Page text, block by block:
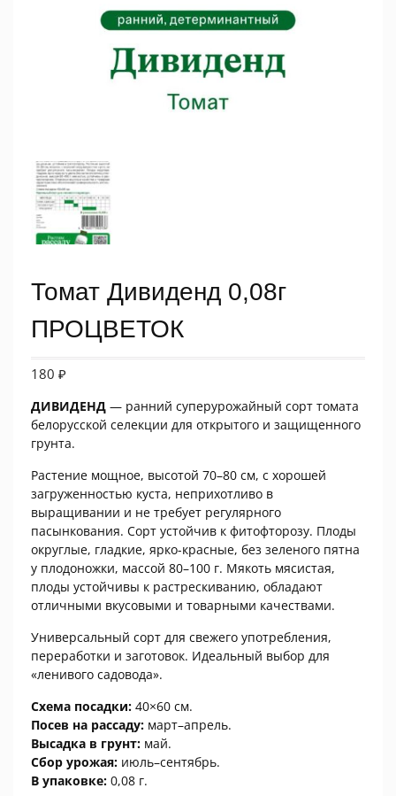
Томат Дивиденд 0,08г
ПРОЦВЕТОК
180 ₽
ДИВИДЕНД — ранний суперурожайный сорт томата
белорусской селекции для открытого и защищенного
грунта.
Растение мощное, высотой 70–80 см, с хорошей
загруженностью куста, неприхотливо в
выращивании и не требует регулярного
пасынкования. Сорт устойчив к фитофторозу. Плоды
округлые, гладкие, ярко-красные, без зеленого пятна
у плодоножки, массой 80–100 г. Мякоть мясистая,
плоды устойчивы к растрескиванию, обладают
отличными вкусовыми и товарными качествами.
Универсальный сорт для свежего употребления,
переработки и заготовок. Идеальный выбор для
«ленивого садовода».
Схема посадки: 40×60 см.
Посев на рассаду: март–апрель.
Высадка в грунт: май.
Сбор урожая: июль–сентябрь.
В упаковке: 0,08 г.